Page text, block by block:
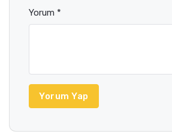
Yorum *
Yorum Yap